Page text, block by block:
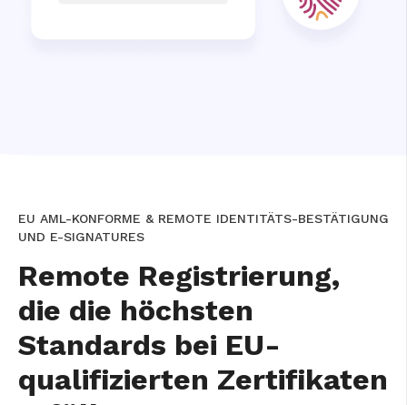
EU AML-KONFORME & REMOTE IDENTITÄTS-BESTÄTIGUNG
UND E-SIGNATURES
Remote Registrierung,
die die höchsten
Standards bei EU-
qualifizierten Zertifikaten